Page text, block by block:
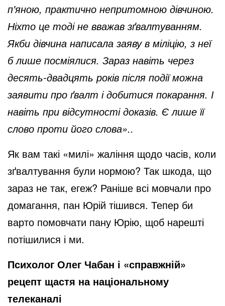
п'яною, практично непритомною дівчиною.
Ніхто це тоді не вважав зґвалтуванням.
Якби дівчина написала заяву в міліцію, з неї
б лише посміялися. Зараз навіть через
десять-двадцять років після події можна
заявити про ґвалт і добитися покарання. І
навіть при відсутності доказів. Є лише її
слово проти його слова»..
Як вам такі «милі» жаління щодо часів, коли
зґвалтування були нормою? Так шкода, що
зараз не так, егеж? Раніше всі мовчали про
домагання, пан Юрій тішився. Тепер би
варто помовчати пану Юрію, щоб нарешті
потішилися і ми.
Психолог Олег Чабан і «справжній»
рецепт щастя на національному
телеканалі